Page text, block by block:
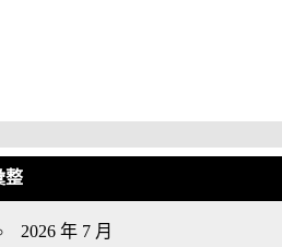
整
2026 年 7 月